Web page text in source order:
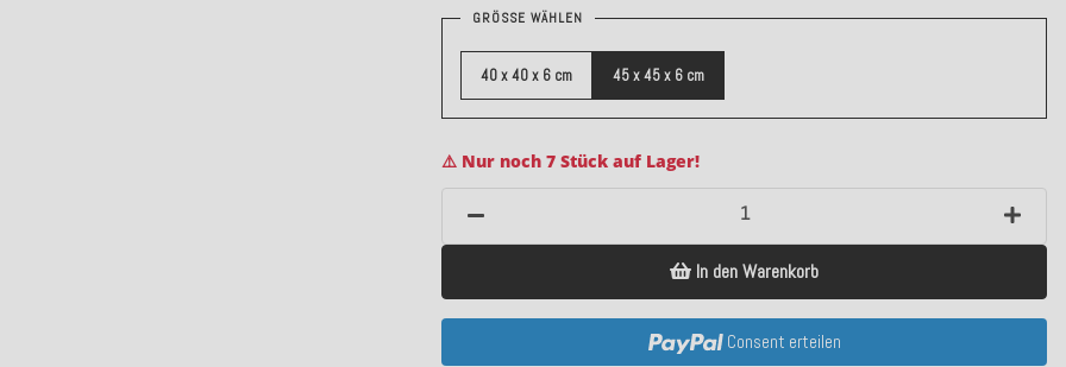
GRÖSSE WÄHLEN
40 x 40 x 6 cm 45 x 45 x 6 cm
⚠️ Nur noch 7 Stück auf Lager!
In den Warenkorb
Consent erteilen